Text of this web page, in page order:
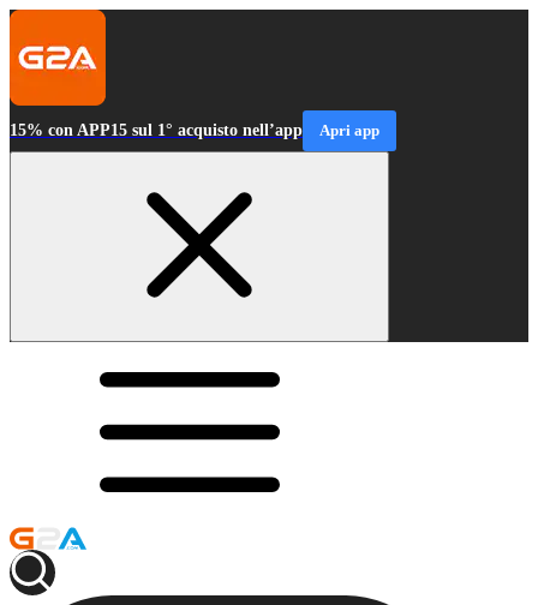
15% con APP15 sul 1° acquisto nell’app Apri app